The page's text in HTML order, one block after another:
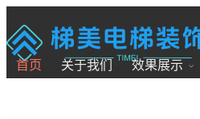
首页 关于我们 效果展示